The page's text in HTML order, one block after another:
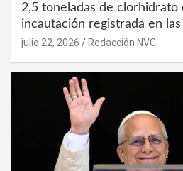
2,5 toneladas de clorhidrato
incautación registrada en
julio 22, 2026 Redacción NVC